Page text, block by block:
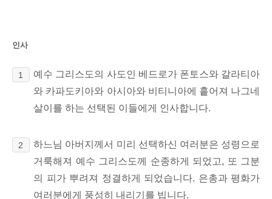
인사
1
예수 그리스도의 사도인 베드로가 폰토스와 갈라티아
와 카파도키아와 아시아와 비티니아에 흩어져 나그네
살이를 하는 선택된 이들에게 인사합니다.
2
하느님 아버지께서 미리 선택하신 여러분은 성령으로
거룩해져 예수 그리스도께 순종하게 되었고, 또 그분
의 피가 뿌려져 정결하게 되었습니다. 은총과 평화가
여러분에게 풍성히 내리기를 빕니다.